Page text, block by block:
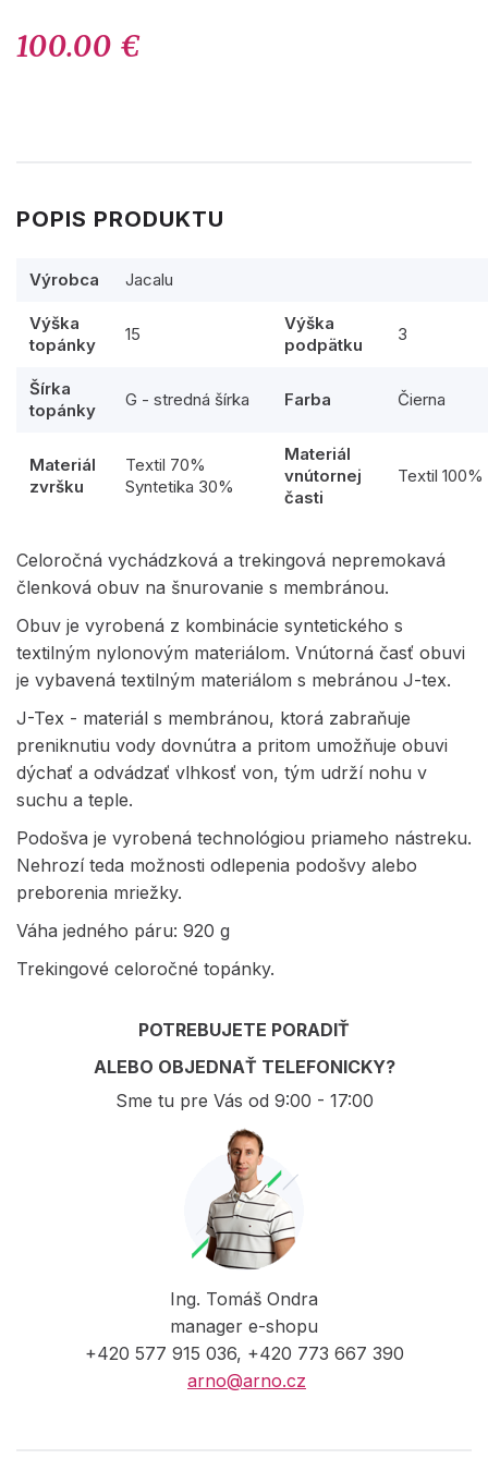
100.00 €
POPIS PRODUKTU
Výrobca Jacalu
Výška
topánky
15
Výška
podpätku
3
Šírka
topánky
G - stredná šírka Farba Čierna
Materiál
zvršku
Textil 70%
Syntetika 30%
Materiál
vnútornej
časti
Textil 100%
Celoročná vychádzková a trekingová nepremokavá
členková obuv na šnurovanie s membránou.
Obuv je vyrobená z kombinácie syntetického s
textilným nylonovým materiálom. Vnútorná časť obuvi
je vybavená textilným materiálom s mebránou J-tex.
J-Tex - materiál s membránou, ktorá zabraňuje
preniknutiu vody dovnútra a pritom umožňuje obuvi
dýchať a odvádzať vlhkosť von, tým udrží nohu v
suchu a teple.
Podošva je vyrobená technológiou priameho nástreku.
Nehrozí teda možnosti odlepenia podošvy alebo
preborenia mriežky.
Váha jedného páru: 920 g
Trekingové celoročné topánky.
POTREBUJETE PORADIŤ
ALEBO OBJEDNAŤ TELEFONICKY?
Sme tu pre Vás od 9:00 - 17:00
Ing. Tomáš Ondra
manager e-shopu
+420 577 915 036, +420 773 667 390
arno@arno.cz